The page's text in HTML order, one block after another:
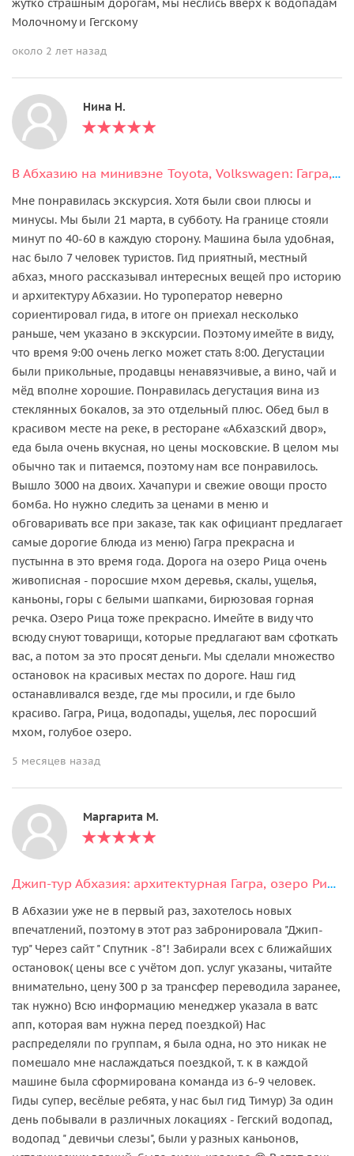
Молочному и Гегскому
около 2 лет назад
Нина Н.
В Абхазию на минивэне Toyota, Volkswagen: Гагра, Мандариновый сад и Рица
Мне понравилась экскурсия. Хотя были свои плюсы и
минусы. Мы были 21 марта, в субботу. На границе стояли
минут по 40-60 в каждую сторону. Машина была удобная,
нас было 7 человек туристов. Гид приятный, местный
абхаз, много рассказывал интересных вещей про историю
и архитектуру Абхазии. Но туроператор неверно
сориентировал гида, в итоге он приехал несколько
раньше, чем указано в экскурсии. Поэтому имейте в виду,
что время 9:00 очень легко может стать 8:00. Дегустации
были прикольные, продавцы ненавязчивые, а вино, чай и
мёд вполне хорошие. Понравилась дегустация вина из
стеклянных бокалов, за это отдельный плюс. Обед был в
красивом месте на реке, в ресторане «Абхазский двор»,
еда была очень вкусная, но цены московские. В целом мы
обычно так и питаемся, поэтому нам все понравилось.
Вышло 3000 на двоих. Хачапури и свежие овощи просто
бомба. Но нужно следить за ценами в меню и
обговаривать все при заказе, так как официант предлагает
самые дорогие блюда из меню) Гагра прекрасна и
пустынна в это время года. Дорога на озеро Рица очень
живописная - поросшие мхом деревья, скалы, ущелья,
каньоны, горы с белыми шапками, бирюзовая горная
речка. Озеро Рица тоже прекрасно. Имейте в виду что
всюду снуют товарищи, которые предлагают вам сфоткать
вас, а потом за это просят деньги. Мы сделали множество
остановок на красивых местах по дороге. Наш гид
останавливался везде, где мы просили, и где было
красиво. Гагра, Рица, водопады, ущелья, лес поросший
мхом, голубое озеро.
5 месяцев назад
Маргарита М.
Джип-тур Абхазия: архитектурная Гагра, озеро Рица и Гегский водопад
В Абхазии уже не в первый раз, захотелось новых
впечатлений, поэтому в этот раз забронировала "Джип-
тур" Через сайт " Спутник -8"! Забирали всех с ближайших
остановок( цены все с учётом доп. услуг указаны, читайте
внимательно, цену 300 р за трансфер переводила заранее,
так нужно) Всю информацию менеджер указала в ватс
апп, которая вам нужна перед поездкой) Нас
распределяли по группам, я была одна, но это никак не
помешало мне наслаждаться поездкой, т. к в каждой
машине была сформирована команда из 6-9 человек.
Гиды супер, весёлые ребята, у нас был гид Тимур) За один
день побывали в различных локациях - Гегский водопад,
водопад " девичьи слезы", были у разных каньонов,